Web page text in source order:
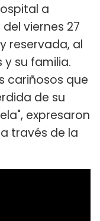
a
viernes 27
reservada, al
su familia.
cariñosos que
de su
expresaron
través de la